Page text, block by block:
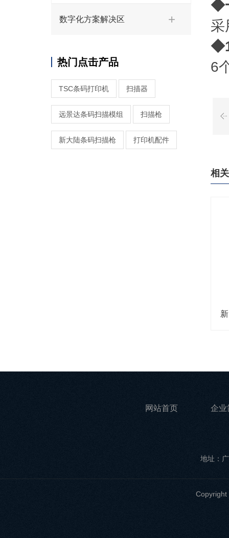
数字化方案解决区
热门点击产品
TSC条码打印机 扫描器
远景达条码扫描模组 扫描枪
新大陆条码扫描枪 打印机配件
◆
采
◆
6
相
网站首页 企业
地址：